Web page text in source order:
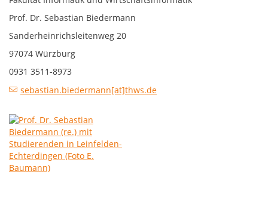
Prof. Dr. Sebastian Biedermann
Sanderheinrichsleitenweg 20
97074 Würzburg
0931 3511-8973
sebastian.biedermann[at]thws.de